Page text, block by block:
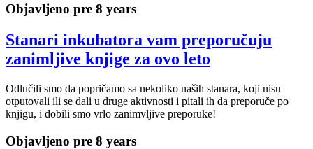
Objavljeno pre 8 years
Stanari inkubatora vam preporučuju
zanimljive knjige za ovo leto
Odlučili smo da popričamo sa nekoliko naših stanara, koji nisu
otputovali ili se dali u druge aktivnosti i pitali ih da preporuče po
knjigu, i dobili smo vrlo zanimvljive preporuke!
Objavljeno pre 8 years